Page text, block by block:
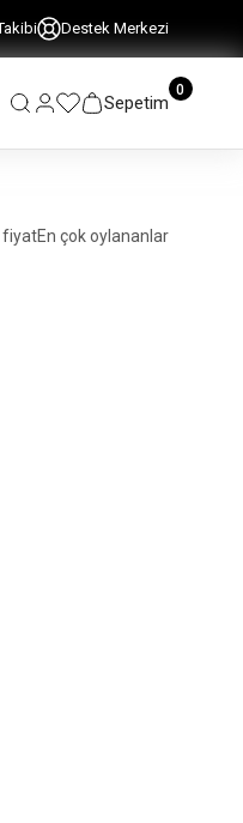
Destek Merkezi
Sepetim
0
fiyatEn çok oylananlar